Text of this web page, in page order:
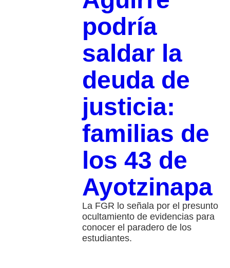
podría
saldar la
deuda de
justicia:
familias de
los 43 de
Ayotzinapa
La FGR lo señala por el presunto
ocultamiento de evidencias para
conocer el paradero de los
estudiantes.